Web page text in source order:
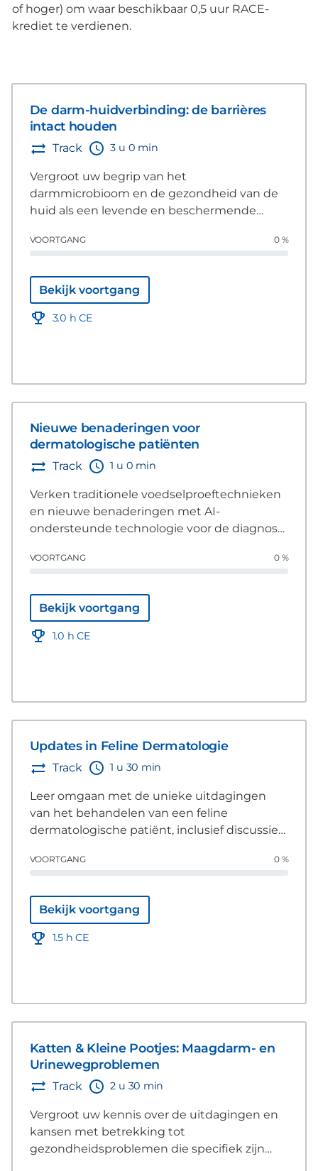
of hoger) om waar beschikbaar 0,5 uur RACE-
krediet te verdienen.
De darm-huidverbinding: de barrières
intact houden
Track 3 u 0 min
Vergroot uw begrip van het
darmmicrobioom en de gezondheid van de
huid als een levende en beschermende
voedingsoverwegingen om de
te verbeteren en te versterken.
VOORTGANG 0 %
Bekijk voortgang
3.0 h CE
Nieuwe benaderingen voor
dermatologische patiënten
Track 1 u 0 min
Verken traditionele voedselproeftechnieken
en nieuwe benaderingen met AI-
ondersteunde technologie voor de diagnose
VOORTGANG 0 %
Bekijk voortgang
1.0 h CE
Updates in Feline Dermatologie
Track 1 u 30 min
Leer omgaan met de unieke uitdagingen
van het behandelen van een feline
dermatologische patiënt, inclusief discussie
overwegingen die specifiek zijn voor het
patiënt en verwijzingssituaties.
VOORTGANG 0 %
Bekijk voortgang
1.5 h CE
Katten & Kleine Pootjes: Maagdarm- en
Urinewegproblemen
Track 2 u 30 min
Vergroot uw kennis over de uitdagingen en
kansen met betrekking tot
gezondheidsproblemen die specifiek zijn